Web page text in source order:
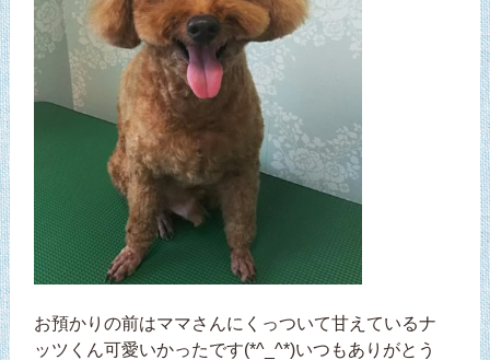
お預かりの前はママさんにくっついて甘えているナ
ッツくん可愛いかったです(*^_^*)いつもありがとう